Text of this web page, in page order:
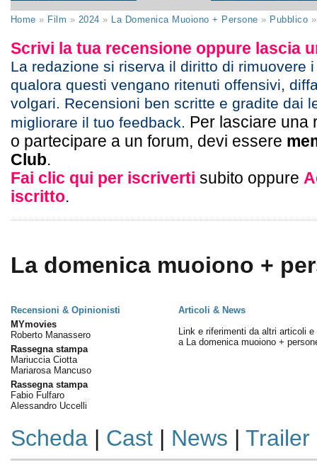
Home » Film » 2024 » La Domenica Muoiono + Persone » Pubblico
Scrivi la tua recensione oppure lascia
La redazione si riserva il diritto di rimuovere
qualora questi vengano ritenuti offensivi,
volgari. Recensioni ben scritte e gradite dai
migliorare il tuo feedback. Per lasciare una
o partecipare a un forum, devi essere
Club.
Fai clic qui per iscriverti subito oppure
iscritto.
La domenica muoiono +
Recensioni & Opinionisti
Articoli & News
MYmovies
Roberto Manassero
Rassegna stampa
Mariuccia Ciotta
Mariarosa Mancuso
Rassegna stampa
Fabio Fulfaro
Alessandro Uccelli
Link e riferimenti da altri articoli e
a La domenica muoiono +
Scheda| Cast| News | Trailer